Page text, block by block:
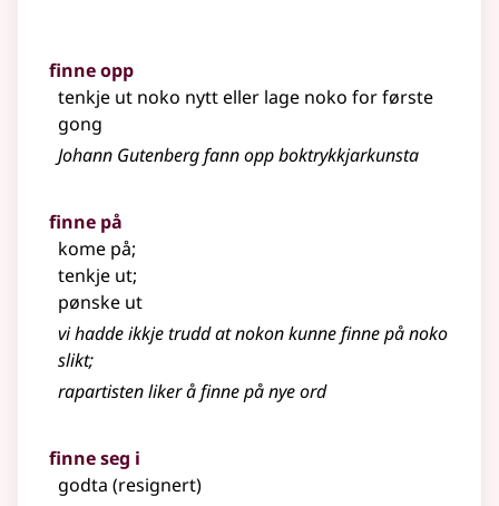
finne opp
tenkje ut noko nytt eller lage noko for første
gong
Johann Gutenberg fann opp boktrykkjarkunsta
finne på
kome på;
tenkje ut;
pønske ut
vi hadde ikkje trudd at nokon kunne finne på noko
slikt;
rapartisten liker å finne på nye ord
finne seg i
godta (resignert)